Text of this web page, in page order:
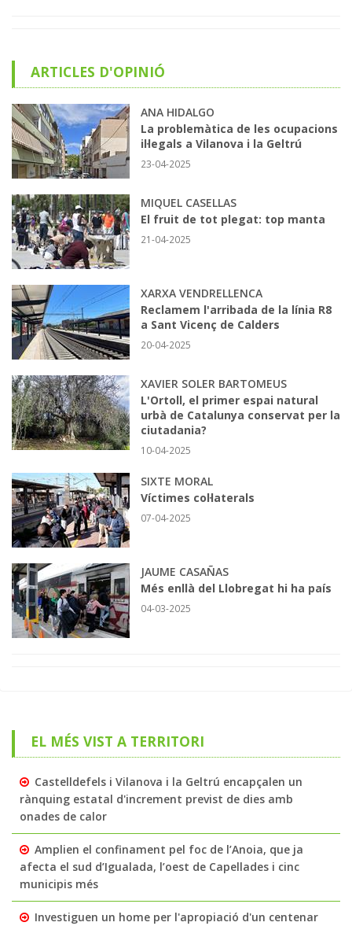
ARTICLES D'OPINIÓ
ANA HIDALGO
La problemàtica de les ocupacions
il·legals a Vilanova i la Geltrú
23-04-2025
MIQUEL CASELLAS
El fruit de tot plegat: top manta
21-04-2025
XARXA VENDRELLENCA
Reclamem l'arribada de la línia R8
a Sant Vicenç de Calders
20-04-2025
XAVIER SOLER BARTOMEUS
L'Ortoll, el primer espai natural
urbà de Catalunya conservat per la
ciutadania?
10-04-2025
SIXTE MORAL
Víctimes col·laterals
07-04-2025
JAUME CASAÑAS
Més enllà del Llobregat hi ha país
04-03-2025
EL MÉS VIST A TERRITORI
Castelldefels i Vilanova i la Geltrú encapçalen un
rànquing estatal d'increment previst de dies amb
onades de calor
Amplien el confinament pel foc de l’Anoia, que ja
afecta el sud d’Igualada, l’oest de Capellades i cinc
municipis més
Investiguen un home per l'apropiació d'un centenar